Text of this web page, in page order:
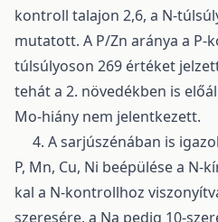
kontroll talajon 2,6, a N-
mutatott. A P/Zn aránya a P-
túlsúlyoson 269 értéket
tehát a 2. növedékben is
Mo-hiány nem jelentkezett.
4. A sarjúszénában is
P, Mn, Cu, Ni beépülése a N-
kal a N-kontrollhoz
szeresére, a Na pedig 10-